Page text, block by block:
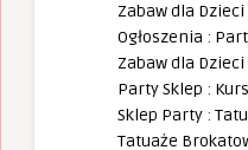
Zabaw dla Dzieci
Ogłoszenia :
Zabaw dla Dzieci
Party Sklep :
Sklep Party :
Tatuaże